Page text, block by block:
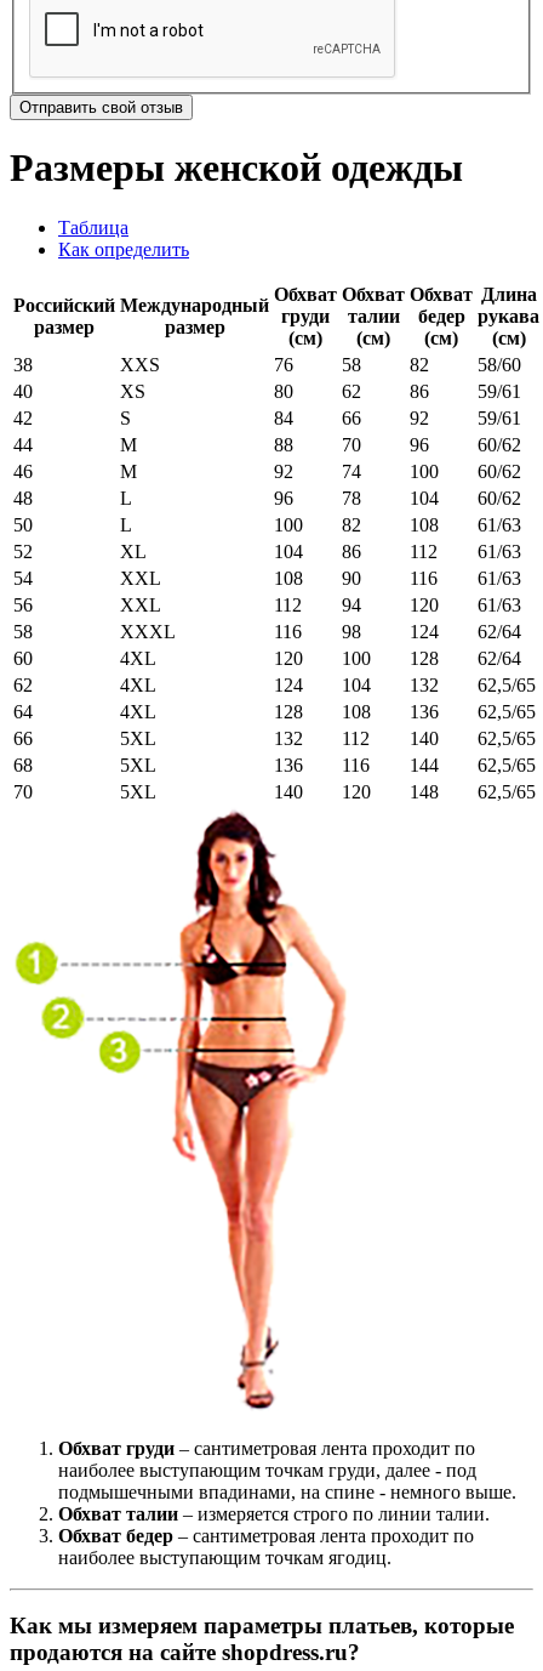
Отправить свой отзыв
Размеры женской одежды
Таблица
Как определить
Российский
размер
Международный
размер
Обхват
груди
(см)
Обхват
талии
(см)
Обхват
бедер
(см)
Длина
рукава
(см)
38
XXS 76 58 82
58/60
40
XS 80 62 86
59/61
42
S 84 66 92
59/61
44
M 88 70 96
60/62
46
M 92 74 100
60/62
48
L 96 78 104
60/62
50
L 100 82 108
61/63
52
XL 104 86 112
61/63
54
XXL 108 90 116
61/63
56
XXL 112 94 120
61/63
58
XXXL 116 98 124
62/64
60
4XL 120 100 128
62/64
62
4XL 124 104 132
62,5/65
64
4XL 128 108 136
62,5/65
66
5XL 132 112 140
62,5/65
68
5XL 136 116 144
62,5/65
70
5XL 140 120 148 62,5/65
Обхват груди – сантиметровая лента проходит по
наиболее выступающим точкам груди, далее - под
подмышечными впадинами, на спине - немного выше.
Обхват талии – измеряется строго по линии талии.
Обхват бедер – сантиметровая лента проходит по
наиболее выступающим точкам ягодиц.
Как мы измеряем параметры платьев, которые
продаются на сайте shopdress.ru?